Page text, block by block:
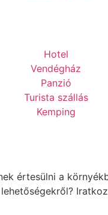
Hotel
Vendégház
Panzió
Turista szállás
Kemping
értesülni a